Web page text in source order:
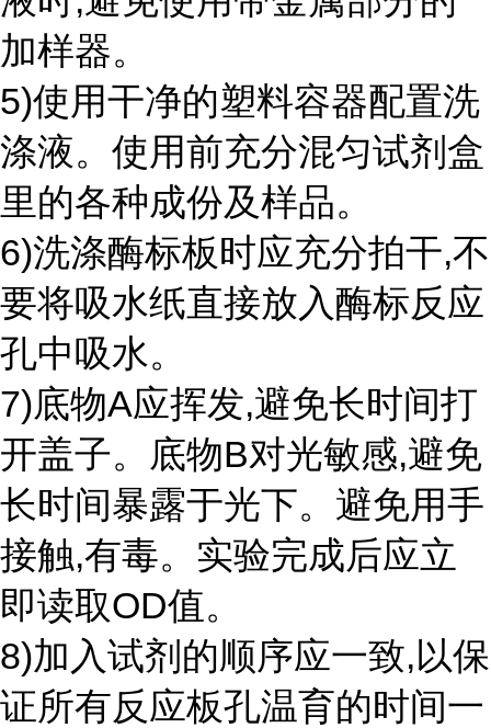
加样器。
5)使用干净的塑料容器配置洗
涤液。使用前充分混匀试剂盒
里的各种成份及样品。
6)洗涤酶标板时应充分拍干,不
要将吸水纸直接放入酶标反应
孔中吸水。
7)底物A应挥发,避免长时间打
开盖子。底物B对光敏感,避免
长时间暴露于光下。避免用手
接触,有毒。实验完成后应立
即读取OD值。
8)加入试剂的顺序应一致,以保
证所有反应板孔温育的时间一